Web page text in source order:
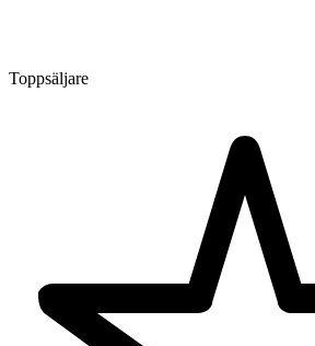
Toppsäljare